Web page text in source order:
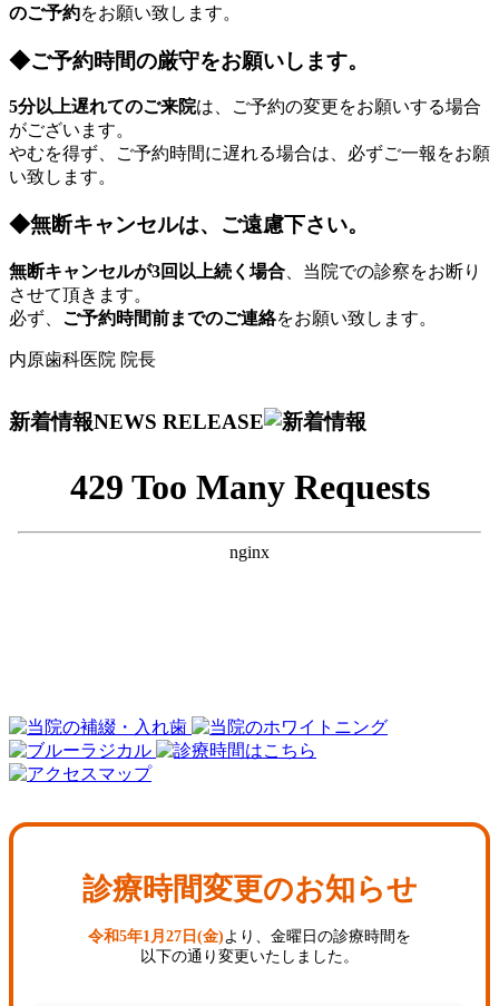
のご予約をお願い致します。
◆ご予約時間の厳守をお願いします。
5分以上遅れてのご来院は、ご予約の変更をお願いする場合
がございます。
やむを得ず、ご予約時間に遅れる場合は、必ずご一報をお願
い致します。
◆無断キャンセルは、ご遠慮下さい。
無断キャンセルが3回以上続く場合 、当院での診察をお断り
させて頂きます。
必ず、 ご予約時間前までのご連絡をお願い致します。
内原歯科医院 院長
新着情報NEWS RELEASE
診療時間変更のお知らせ
令和5年1月27日(金)より、 金曜日の診療時間を
以下の通り変更いたしました。